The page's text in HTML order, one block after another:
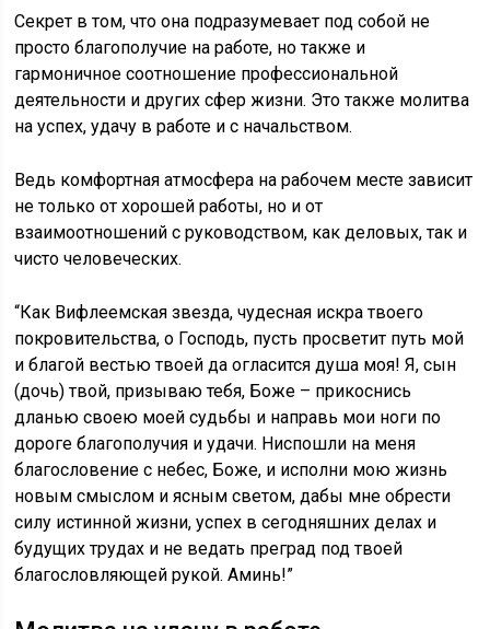
Секрет в том, что она подразумевает под собой не
просто благополучие на работе, но также и
гармоничное соотношение профессиональной
деятельности и других сфер жизни. Это также молитва
на успех, удачу в работе и с начальством.
Ведь комфортная атмосфера на рабочем месте зависит
не только от хорошей работы, но и от
взаимоотношений с руководством, как деловых, так и
чисто человеческих.
“Как Вифлеемская звезда, чудесная искра твоего
покровительства, о Господь, пусть просветит путь мой
и благой вестью твоей да огласится душа моя! Я, сын
(дочь) твой, призываю тебя, Боже – прикоснись
дланью своею моей судьбы и направь мои ноги по
дороге благополучия и удачи. Ниспошли на меня
благословение с небес, Боже, и исполни мою жизнь
новым смыслом и ясным светом, дабы мне обрести
силу истинной жизни, успех в сегодняшних делах и
будущих трудах и не ведать преград под твоей
благословляющей рукой. Аминь!”